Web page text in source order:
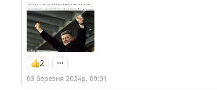
2
03 березня 2024р. 09:01